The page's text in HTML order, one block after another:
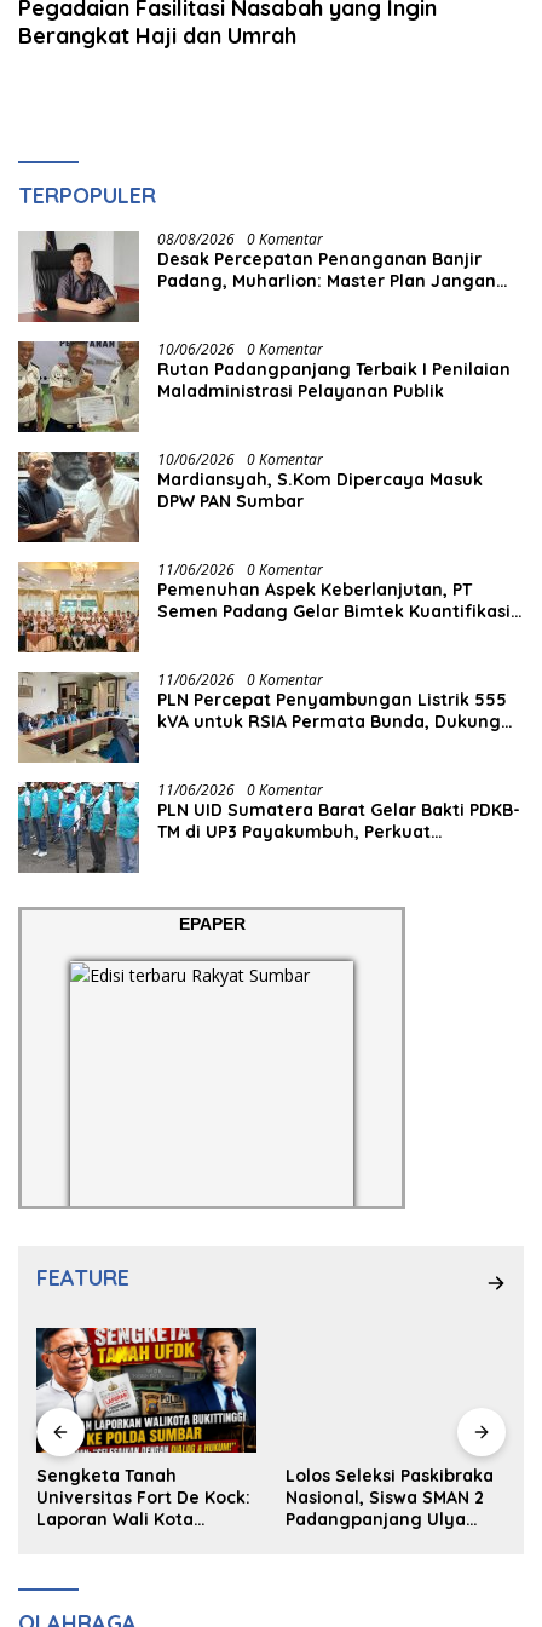
Pegadaian Fasilitasi Nasabah yang Ingin
Berangkat Haji dan Umrah
TERPOPULER
08/08/2026 0 Komentar
Desak Percepatan Penanganan Banjir
Padang, Muharlion: Master Plan Jangan
10/06/2026 0 Komentar
Rutan Padangpanjang Terbaik I Penilaian
Maladministrasi Pelayanan Publik
10/06/2026 0 Komentar
Mardiansyah, S.Kom Dipercaya Masuk
DPW PAN Sumbar
11/06/2026 0 Komentar
Pemenuhan Aspek Keberlanjutan, PT
Semen Padang Gelar Bimtek Kuantifikasi
11/06/2026 0 Komentar
PLN Percepat Penyambungan Listrik 555
kVA untuk RSIA Permata Bunda, Dukung
11/06/2026 0 Komentar
PLN UID Sumatera Barat Gelar Bakti PDKB-
TM di UP3 Payakumbuh, Perkuat
EPAPER
FEATURE
Sengketa Tanah
Universitas Fort De Kock:
Laporan Wali Kota
Lolos Seleksi Paskibraka
Nasional, Siswa SMAN 2
Padangpanjang Ulya